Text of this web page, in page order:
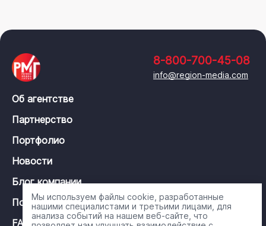
8-800-700-45-08
info@region-media.com
Об агентстве
Партнерство
Портфолио
Новости
Блог компании
Политика конфиденциальности
FAQ
Мы используем файлы cookie, разработанные
нашими специалистами и третьими лицами, для
анализа событий на нашем веб-сайте, что